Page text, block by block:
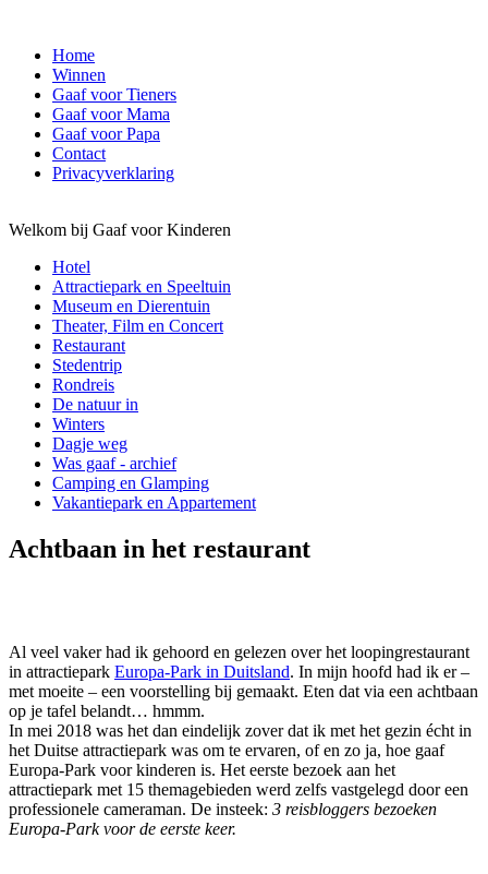
Home
Winnen
Gaaf voor Tieners
Gaaf voor Mama
Gaaf voor Papa
Contact
Privacyverklaring
Welkom bij Gaaf voor Kinderen
Hotel
Attractiepark en Speeltuin
Museum en Dierentuin
Theater, Film en Concert
Restaurant
Stedentrip
Rondreis
De natuur in
Winters
Dagje weg
Was gaaf - archief
Camping en Glamping
Vakantiepark en Appartement
Achtbaan in het restaurant
Al veel vaker had ik gehoord en gelezen over het loopingrestaurant
in attractiepark Europa-Park in Duitsland. In mijn hoofd had ik er –
met moeite – een voorstelling bij gemaakt. Eten dat via een achtbaan
op je tafel belandt… hmmm.
In mei 2018 was het dan eindelijk zover dat ik met het gezin écht in
het Duitse attractiepark was om te ervaren, of en zo ja, hoe gaaf
Europa-Park voor kinderen is. Het eerste bezoek aan het
attractiepark met 15 themagebieden werd zelfs vastgelegd door een
professionele cameraman. De insteek: 3 reisbloggers bezoeken
Europa-Park voor de eerste keer.